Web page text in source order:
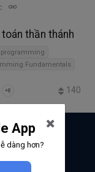
thần thánh
Fundamentals
+8 140
App
dàng hơn?